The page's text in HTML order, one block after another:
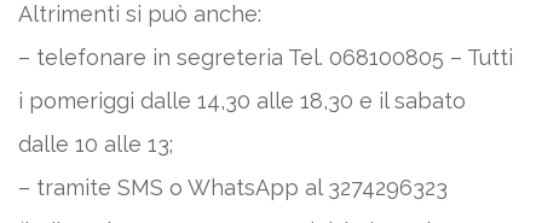
Altrimenti si può anche:
– telefonare in segreteria Tel. 068100805 – Tutti
i pomeriggi dalle 14,30 alle 18,30 e il sabato
dalle 10 alle 13;
– tramite SMS o WhatsApp al 3274296323